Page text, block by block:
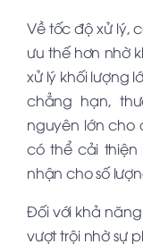
Về tốc độ xử lý,
ưu thế hơn nhờ
xử lý khối lượng
chẳng hạn,
nguyên lớn cho
có thể cải
nhận cho số
Đối với khả
vượt trội nhờ sự